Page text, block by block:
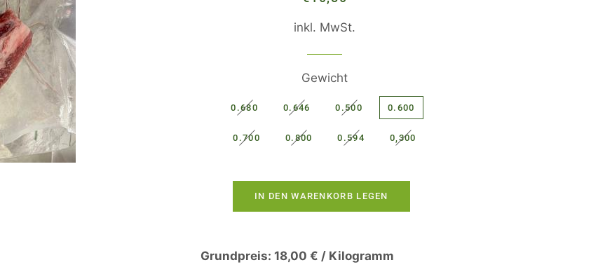
inkl. MwSt.
Gewicht
0.680 0.646 0.500 0.600
0.700 0.800 0.594 0,300
IN DEN WARENKORB LEGEN
Grundpreis: 18,00 € / Kilogramm